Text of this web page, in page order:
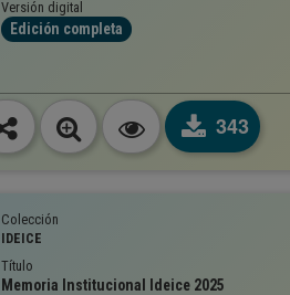
Versión digital
Edición completa
343
Colección
IDEICE
Título
Memoria Institucional Ideice 2025